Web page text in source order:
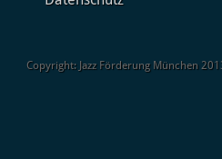
Copyright: Jazz Förderung München